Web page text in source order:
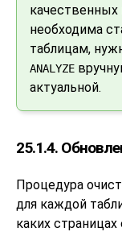
необходима
таблицам,
ANALYZE
актуальной.
25.1.4.
Процедура
для каждой
каких